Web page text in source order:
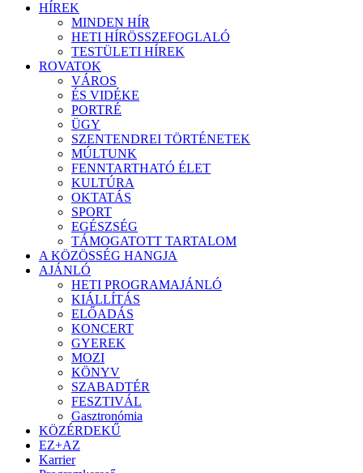
HÍREK
MINDEN HÍR
HETI HÍRÖSSZEFOGLALÓ
TESTÜLETI HÍREK
ROVATOK
VÁROS
ÉS VIDÉKE
PORTRÉ
ÜGY
SZENTENDREI TÖRTÉNETEK
MÚLTUNK
FENNTARTHATÓ ÉLET
KULTÚRA
OKTATÁS
SPORT
EGÉSZSÉG
TÁMOGATOTT TARTALOM
A KÖZÖSSÉG HANGJA
AJÁNLÓ
HETI PROGRAMAJÁNLÓ
KIÁLLÍTÁS
ELŐADÁS
KONCERT
GYEREK
MOZI
KÖNYV
SZABADTÉR
FESZTIVÁL
Gasztronómia
KÖZÉRDEKŰ
EZ+AZ
Karrier